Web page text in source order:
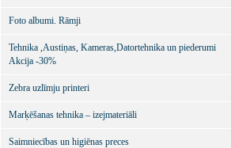
Foto albumi. Rāmji
Tehnika ,Austiņas, Kameras,Datortehnika un piederumi
Akcija -30%
Zebra uzlīmju printeri
Marķēšanas tehnika – izejmateriāli
Saimniecības un higiēnas preces